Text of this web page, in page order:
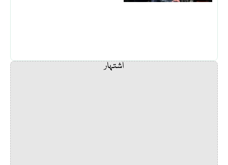
اشتہار